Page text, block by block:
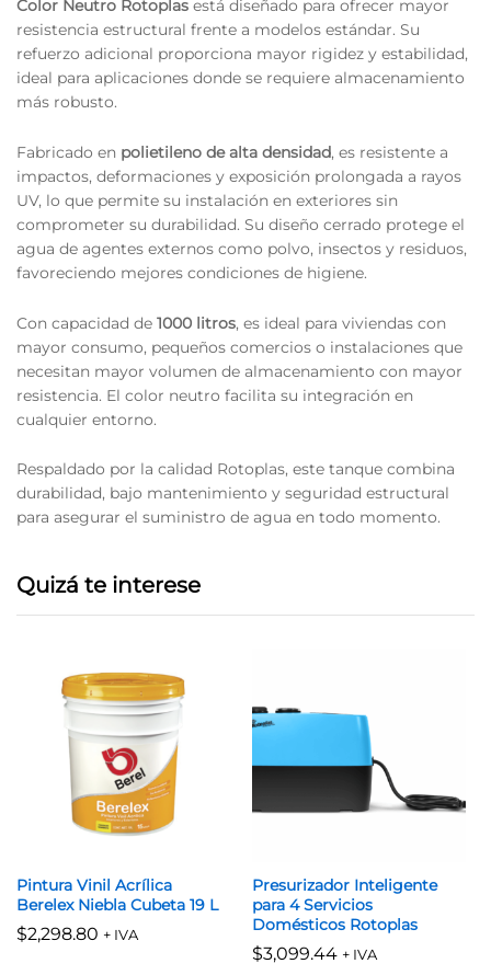
Color Neutro Rotoplas está diseñado para ofrecer mayor
resistencia estructural frente a modelos estándar. Su
refuerzo adicional proporciona mayor rigidez y estabilidad,
ideal para aplicaciones donde se requiere almacenamiento
más robusto.
Fabricado en polietileno de alta densidad, es resistente a
impactos, deformaciones y exposición prolongada a rayos
UV, lo que permite su instalación en exteriores sin
comprometer su durabilidad. Su diseño cerrado protege el
agua de agentes externos como polvo, insectos y residuos,
favoreciendo mejores condiciones de higiene.
Con capacidad de 1000 litros, es ideal para viviendas con
mayor consumo, pequeños comercios o instalaciones que
necesitan mayor volumen de almacenamiento con mayor
resistencia. El color neutro facilita su integración en
cualquier entorno.
Respaldado por la calidad Rotoplas, este tanque combina
durabilidad, bajo mantenimiento y seguridad estructural
para asegurar el suministro de agua en todo momento.
Quizá te interese
Pintura Vinil Acrílica
Berelex Niebla Cubeta 19 L
$2,298.80 + IVA
Presurizador Inteligente
para 4 Servicios
Domésticos Rotoplas
$3,099.44 + IVA